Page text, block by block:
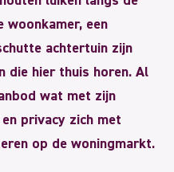
woonkamer, een
achtertuin zijn
die hier thuis horen. Al
wat met zijn
privacy zich met
op de woningmarkt.